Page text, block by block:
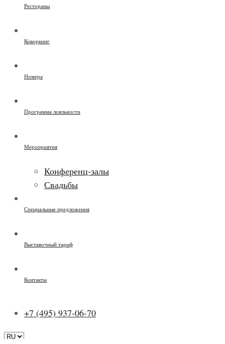
Рестораны
Коворкинг
Номера
Программа лояльности
Мероприятия
Конференц-залы
Свадьбы
Специальные предложения
Выставочный тариф
Контакты
+7 (495) 937-06-70